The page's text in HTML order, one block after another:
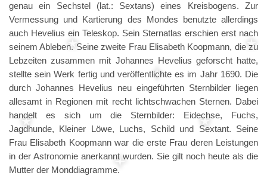
genau ein Sechstel (lat.: Sextans) eines Kreisbogens. Zur
Vermessung und Kartierung des Mondes benutzte allerdings
auch Hevelius ein Teleskop. Sein Sternatlas erschien erst nach
seinem Ableben. Seine zweite Frau Elisabeth Koopmann, die zu
Lebzeiten zusammen mit Johannes Hevelius geforscht hatte,
stellte sein Werk fertig und veröffentlichte es im Jahr 1690. Die
durch Johannes Hevelius neu eingeführten Sternbilder liegen
allesamt in Regionen mit recht lichtschwachen Sternen. Dabei
handelt es sich um die Sternbilder: Eidechse, Fuchs,
Jagdhunde, Kleiner Löwe, Luchs, Schild und Sextant. Seine
Frau Elisabeth Koopmann war die erste Frau deren Leistungen
in der Astronomie anerkannt wurden. Sie gilt noch heute als die
Mutter der Monddiagramme.